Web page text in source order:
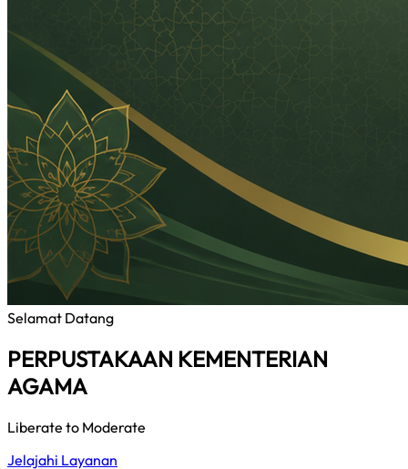
Selamat Datang
PERPUSTAKAAN KEMENTERIAN
AGAMA
Liberate to Moderate
Jelajahi Layanan